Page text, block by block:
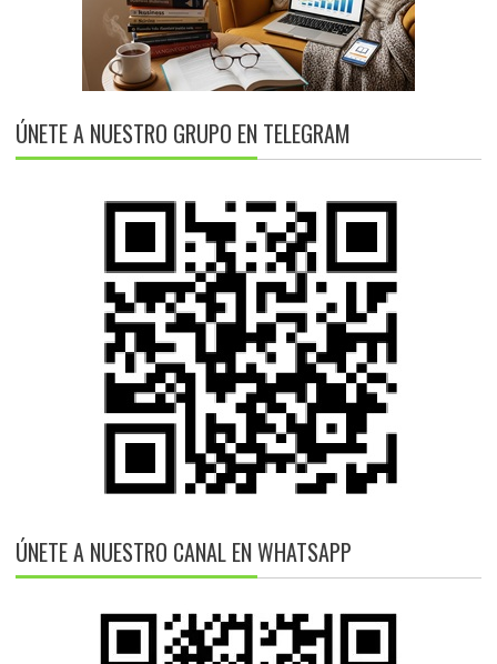
ÚNETE A NUESTRO GRUPO EN TELEGRAM
ÚNETE A NUESTRO CANAL EN WHATSAPP